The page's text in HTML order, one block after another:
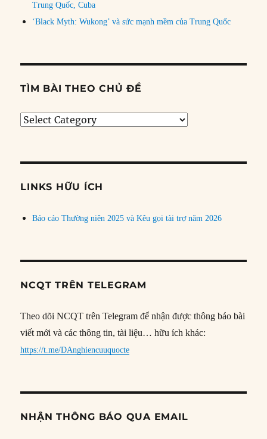
Trung Quốc, Cuba
‘Black Myth: Wukong’ và sức mạnh mềm của Trung Quốc
TÌM BÀI THEO CHỦ ĐỀ
Tìm
đề
LINKS HỮU ÍCH
Báo cáo Thường niên 2025 và Kêu gọi tài trợ năm 2026
NCQT TRÊN TELEGRAM
Theo dõi NCQT trên Telegram để nhận được thông báo bài
viết mới và các thông tin, tài liệu… hữu ích khác:
https://t.me/DAnghiencuuquocte
NHẬN THÔNG BÁO QUA EMAIL